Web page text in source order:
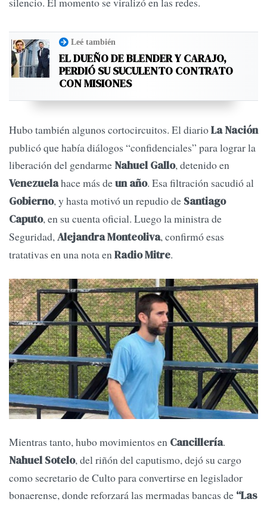
Leé también
EL DUEÑO DE BLENDER Y CARAJO,
PERDIÓ SU SUCULENTO CONTRATO
CON MISIONES
Hubo también algunos cortocircuitos. El diarioLa Nación
publicó que había diálogos “confidenciales” para lograr la
liberación del gendarmeNahuel Gallo, detenido en
Venezuelahace más deun año. Esa filtración sacudió al
Gobierno, y hasta motivó un repudio de Santiago
Caputo, en su cuenta oficial. Luego la ministra de
Seguridad,Alejandra Monteoliva, confirmó esas
tratativas en una nota enRadio Mitre.
Mientras tanto, hubo movimientos en Cancillería.
Nahuel Sotelo, del riñón del caputismo, dejó su cargo
como secretario de Culto para convertirse en legislador
bonaerense, donde reforzará las mermadas bancas de “Las